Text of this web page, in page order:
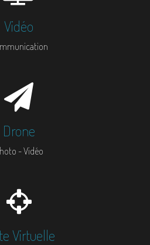
Vidéo
Drone
- Vidéo
Virtuelle